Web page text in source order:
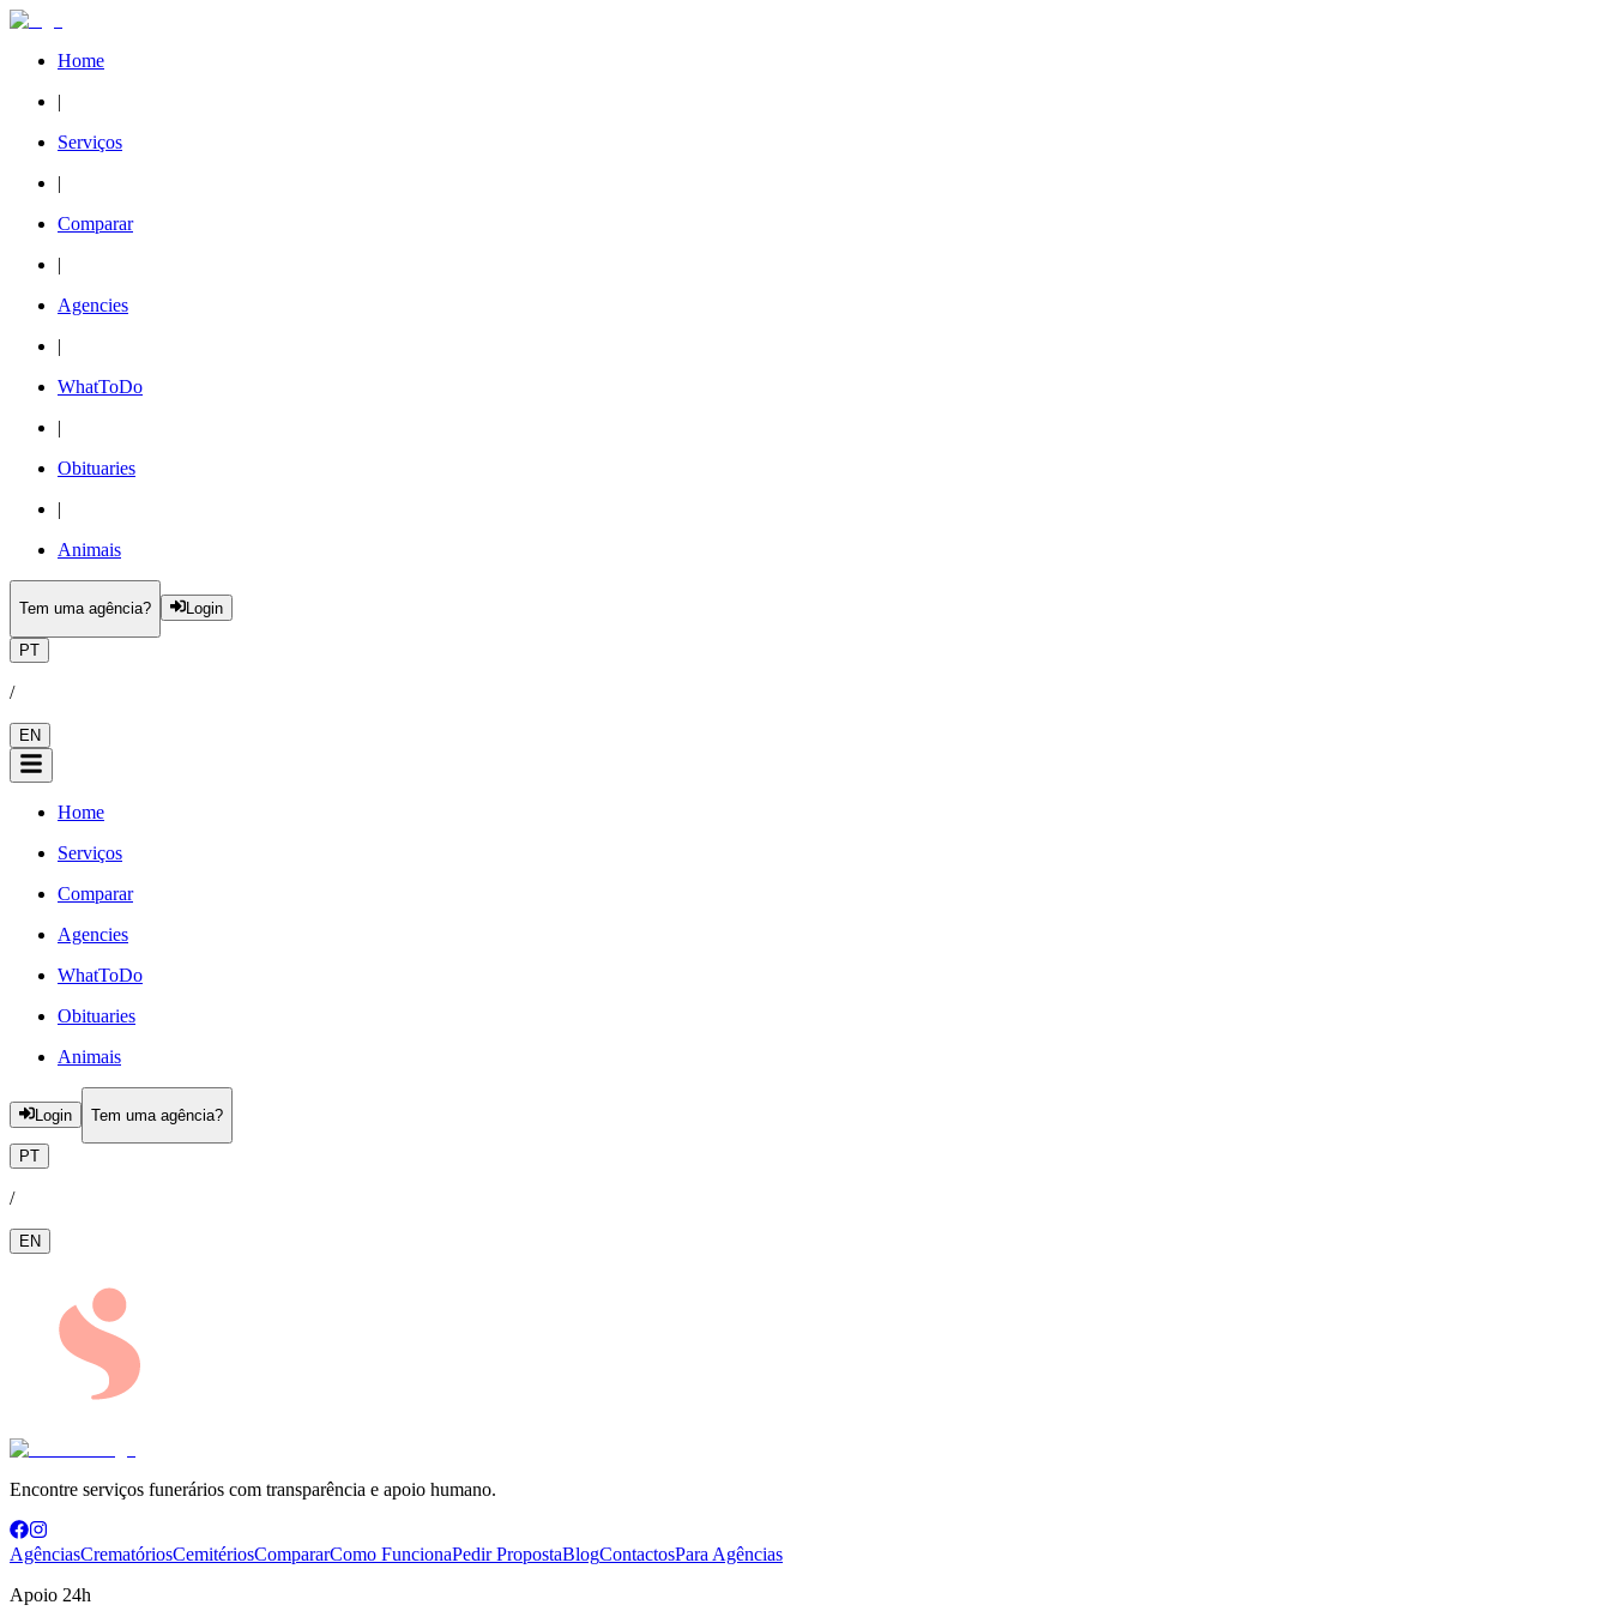
Home
|
Serviços
|
Comparar
|
Agencies
|
WhatToDo
|
Obituaries
|
Animais
Tem uma agência? Login
PT
/
EN
Home
Serviços
Comparar
Agencies
WhatToDo
Obituaries
Animais
Login Tem uma agência?
PT
/
EN
Encontre serviços funerários com transparência e apoio humano.
AgênciasCrematóriosCemitériosCompararComo FuncionaPedir PropostaBlogContactosPara Agências
Apoio 24h